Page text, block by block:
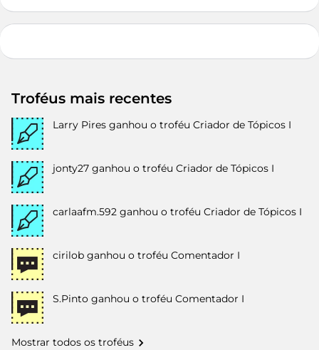
Troféus mais recentes
Larry Pires ganhou o troféu Criador de Tópicos I
jonty27 ganhou o troféu Criador de Tópicos I
carlaafm.592 ganhou o troféu Criador de Tópicos I
cirilob ganhou o troféu Comentador I
S.Pinto ganhou o troféu Comentador I
Mostrar todos os troféus